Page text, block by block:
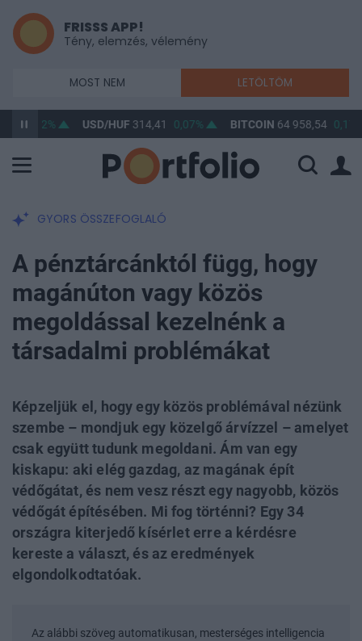
FRISSS APP!
Tény, elemzés, vélemény
MOST NEM LETÖLTÖM
0,02% USD/HUF314,41 0,07% BITCOIN64 958,54 0,17%
GYORS ÖSSZEFOGLALÓ
A pénztárcánktól függ, hogy
magánúton vagy közös
megoldással kezelnénk a
társadalmi problémákat
Képzeljük el, hogy egy közös problémával nézünk
szembe – mondjuk egy közelgő árvízzel – amelyet
csak együtt tudunk megoldani. Ám van egy
kiskapu: aki elég gazdag, az magának épít
védőgátat, és nem vesz részt egy nagyobb, közös
védőgát építésében. Mi fog történni? Egy 34
országra kiterjedő kísérlet erre a kérdésre
kereste a választ, és az eredmények
elgondolkodtatóak.
Az alábbi szöveg automatikusan, mesterséges intelligencia